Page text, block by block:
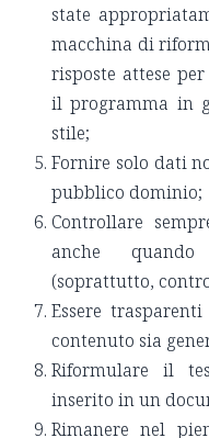
state
macchina di
risposte attese
il programma in
stile;
Fornire solo dati
pubblico dominio;
Controllare
anche
(soprattutto,
Essere
contenuto sia
Riformulare il
inserito in un
Rimanere nel